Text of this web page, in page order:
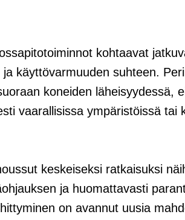
kohtaavat
käyttövarmuuden suhteen.
koneiden läheisyydessä,
vaarallisissa ympäristöissä tai
keskeiseksi ratkaisuksi
ja huomattavasti
on avannut uusia